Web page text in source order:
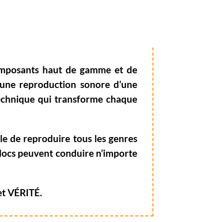
haut de gamme et de
reproduction sonore d’une
qui transforme chaque
de reproduire tous les genres
peuvent conduire n’importe
VÉRITÉ.